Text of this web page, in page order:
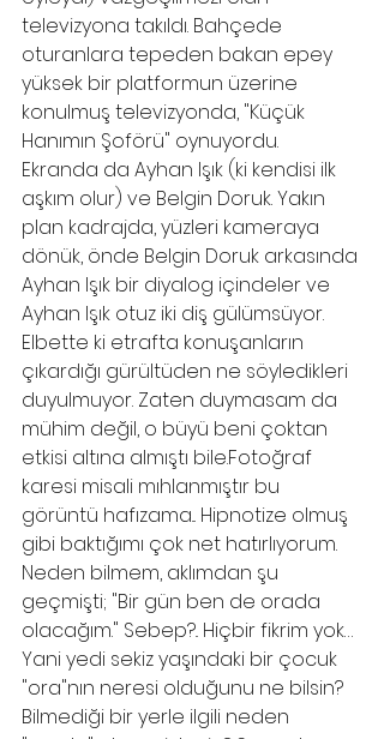
televizyona takıldı. Bahçede
oturanlara tepeden bakan epey
yüksek bir platformun üzerine
konulmuş televizyonda, "Küçük
Hanımın Şoförü" oynuyordu.
Ekranda da Ayhan Işık (ki kendisi ilk
aşkım olur) ve Belgin Doruk. Yakın
plan kadrajda, yüzleri kameraya
dönük, önde Belgin Doruk arkasında
Ayhan Işık bir diyalog içindeler ve
Ayhan Işık otuz iki diş gülümsüyor.
Elbette ki etrafta konuşanların
çıkardığı gürültüden ne söyledikleri
duyulmuyor. Zaten duymasam da
mühim değil, o büyü beni çoktan
etkisi altına almıştı bile.Fotoğraf
karesi misali mıhlanmıştır bu
görüntü hafızama... Hipnotize olmuş
gibi baktığımı çok net hatırlıyorum.
Neden bilmem, aklımdan şu
geçmişti; "Bir gün ben de orada
olacağım." Sebep?.. Hiçbir fikrim yok…
Yani yedi sekiz yaşındaki bir çocuk
"ora"nın neresi olduğunu ne bilsin?
Bilmediği bir yerle ilgili neden